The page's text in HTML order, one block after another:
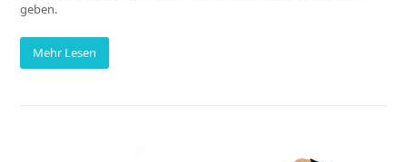
geben.
Mehr Lesen